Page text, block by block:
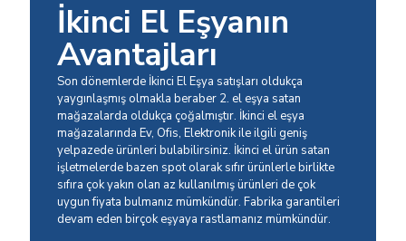
İkinci El Eşyanın
Avantajları
Son dönemlerde İkinci El Eşya satışları oldukça
yaygınlaşmış olmakla beraber 2. el eşya satan
mağazalarda oldukça çoğalmıştır. İkinci el eşya
mağazalarında Ev, Ofis, Elektronik ile ilgili geniş
yelpazede ürünleri bulabilirsiniz. İkinci el ürün satan
işletmelerde bazen spot olarak sıfır ürünlerle birlikte
sıfıra çok yakın olan az kullanılmış ürünleri de çok
uygun fiyata bulmanız mümkündür. Fabrika garantileri
devam eden birçok eşyaya rastlamanız mümkündür.